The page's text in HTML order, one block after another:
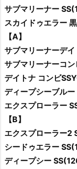
サブマリーナー
スカイドゥエラー
【A】
サブマリーナーデ
サブマリーナーコ
デイトナ コンビ
ディープシーブル
エクスプローラー
【B】
エクスプローラー2
シードゥエラー
ディープシー